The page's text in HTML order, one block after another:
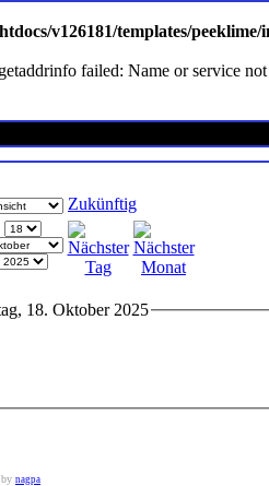
v126181/templates/peeklime/
failed: Name or service
Zukünftig
18. Oktober 2025
nagpa